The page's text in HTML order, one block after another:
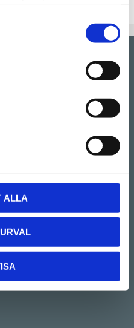
ALLA
öppettider på vår